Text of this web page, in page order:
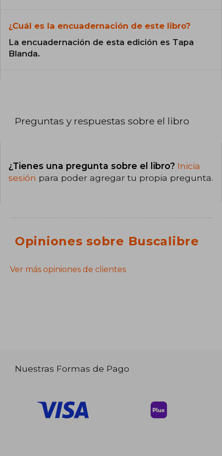
¿Cuál es la encuadernación de este libro?
La encuadernación de esta edición es Tapa
Blanda.
Preguntas y respuestas sobre el libro
¿Tienes una pregunta sobre el libro? Inicia
sesión para poder agregar tu propia pregunta.
Opiniones sobre Buscalibre
Ver más opiniones de clientes
Nuestras Formas de Pago